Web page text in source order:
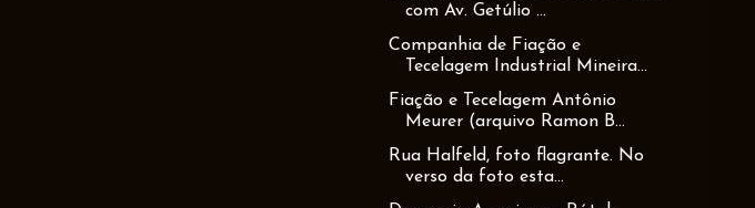
com Av. Getúlio ...
Companhia de Fiação e
Tecelagem Industrial Mineira...
Fiação e Tecelagem Antônio
Meurer (arquivo Ramon B...
Rua Halfeld, foto flagrante. No
verso da foto esta...